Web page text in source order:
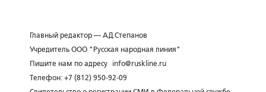
Главный редактор — А.Д.Степанов
Учредитель ООО "Русская народная линия"
Пишите нам по адресу
info@ruskline.ru
Телефон: +7 (812) 950-92-09